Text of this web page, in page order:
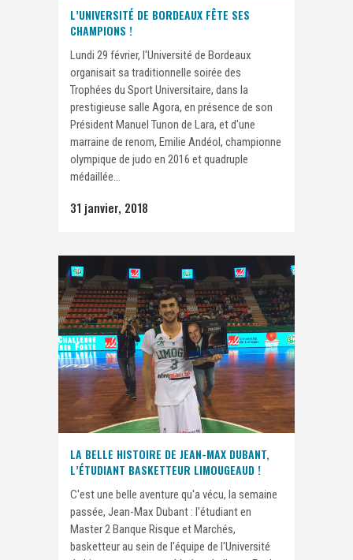
L’UNIVERSITÉ DE BORDEAUX FÊTE SES
CHAMPIONS !
Lundi 29 février, l'Université de Bordeaux
organisait sa traditionnelle soirée des
Trophées du Sport Universitaire, dans la
prestigieuse salle Agora, en présence de son
Président Manuel Tunon de Lara, et d'une
marraine de renom, Emilie Andéol, championne
olympique de judo en 2016 et quadruple
médaillée...
31 janvier, 2018
LA BELLE HISTOIRE DE JEAN-MAX DUBANT,
L’ÉTUDIANT BASKETTEUR LIMOUGEAUD !
C'est une belle aventure qu'a vécu, la semaine
passée, Jean-Max Dubant : l'étudiant en
Master 2 Banque Risque et Marchés,
basketteur au sein de l'équipe de l'Université